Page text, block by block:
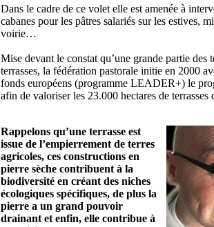
Dans le cadre de ce volet elle est amenée à
cabanes pour les pâtres salariés sur les estives,
voirie…
Mise devant le constat qu’une grande partie des
terrasses, la fédération pastorale initie en 2000
fonds européens (programme LEADER+) le
afin de valoriser les 23.000 hectares de terrasses
Rappelons qu’une terrasse est
issue de l’empierrement de terres
agricoles, ces constructions en
pierre sèche contribuent à la
biodiversité en créant des niches
écologiques spécifiques, de plus la
pierre a un grand pouvoir
drainant et enfin, elle contribue à